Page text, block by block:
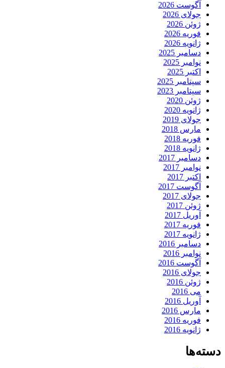
آگوست 2026
جولای 2026
ژوئن 2026
فوریه 2026
ژانویه 2026
دسامبر 2025
نوامبر 2025
اکتبر 2025
سپتامبر 2025
سپتامبر 2023
ژوئن 2020
ژانویه 2020
جولای 2019
مارس 2018
فوریه 2018
ژانویه 2018
دسامبر 2017
نوامبر 2017
اکتبر 2017
آگوست 2017
جولای 2017
ژوئن 2017
آوریل 2017
فوریه 2017
ژانویه 2017
دسامبر 2016
نوامبر 2016
آگوست 2016
جولای 2016
ژوئن 2016
می 2016
آوریل 2016
مارس 2016
فوریه 2016
ژانویه 2016
دسته‌ها